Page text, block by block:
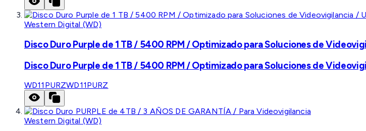
Western Digital (WD)
Disco Duro Purple de 1 TB / 5400 RPM / Optimizado para Soluciones de
Disco Duro Purple de 1 TB / 5400 RPM / Optimizado para Soluciones de
WD11PURZWD11PURZ
Western Digital (WD)